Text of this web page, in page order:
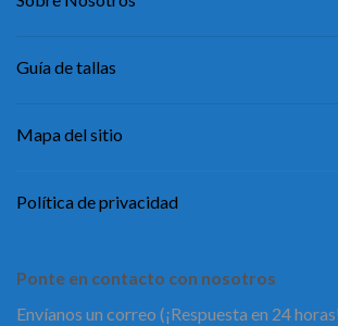
Guía de tallas
Mapa del sitio
Política de privacidad
Ponte en contacto con nosotros
Envíanos un correo (¡Respuesta en 24